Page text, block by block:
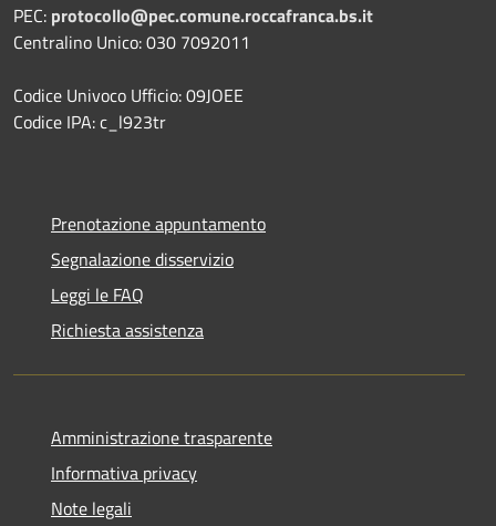
PEC: protocollo@pec.comune.roccafranca.bs.it
Centralino Unico: 030 7092011
Codice Univoco Ufficio: 09JOEE
Codice IPA: c_l923tr
Prenotazione appuntamento
Segnalazione disservizio
Leggi le FAQ
Richiesta assistenza
Amministrazione trasparente
Informativa privacy
Note legali